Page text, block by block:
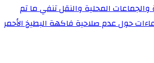
والجماعات المحلية والنقل تنفي ما تم
حول عدم صلاحية فاكهة البطيخ الأحمر